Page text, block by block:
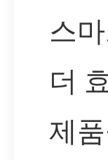
스
더
제